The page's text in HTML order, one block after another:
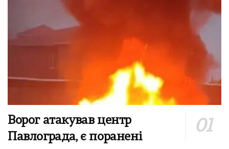
Ворог атакував центр
Павлограда, є поранені